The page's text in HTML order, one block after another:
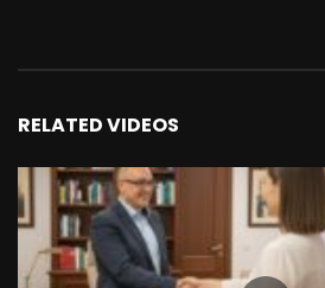
RELATED VIDEOS